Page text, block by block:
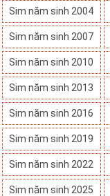
Sim năm sinh 2004
Sim năm sinh 2007
Sim năm sinh 2010
Sim năm sinh 2013
Sim năm sinh 2016
Sim năm sinh 2019
Sim năm sinh 2022
Sim năm sinh 2025